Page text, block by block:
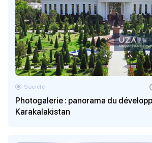
Photogalerie : panorama du
Karakalakistan
Société